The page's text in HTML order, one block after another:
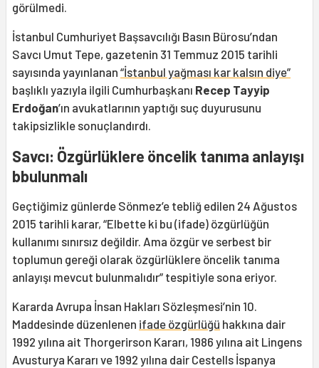
görülmedi.
İstanbul Cumhuriyet Başsavcılığı Basın Bürosu’ndan
Savcı Umut Tepe, gazetenin 31 Temmuz 2015 tarihli
sayısında yayınlanan “İstanbul yağması kar kalsın diye”
başlıklı yazıyla ilgili Cumhurbaşkanı Recep Tayyip
Erdoğan’ın avukatlarının yaptığı suç duyurusunu
takipsizlikle sonuçlandırdı.
Savcı: Özgürlüklere öncelik tanıma anlayışı
bbulunmalı
Geçtiğimiz günlerde Sönmez’e tebliğ edilen 24 Ağustos
2015 tarihli karar, “Elbette ki bu (ifade) özgürlüğün
kullanımı sınırsız değildir. Ama özgür ve serbest bir
toplumun gereği olarak özgürlüklere öncelik tanıma
anlayışı mevcut bulunmalıdır” tespitiyle sona eriyor.
Kararda Avrupa İnsan Hakları Sözleşmesi’nin 10.
Maddesinde düzenlenen ifade özgürlüğü hakkına dair
1992 yılına ait Thorgerirson Kararı, 1986 yılına ait Lingens
Avusturya Kararı ve 1992 yılına dair Cestells İspanya